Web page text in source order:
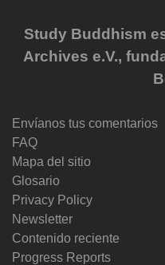
Study Buddhism
Archives e.V.,
Envíanos tus comentarios
FAQ
Mapa del sitio
Glosario
Privacy Policy
Newsletter
Contenido reciente
Progress Reports